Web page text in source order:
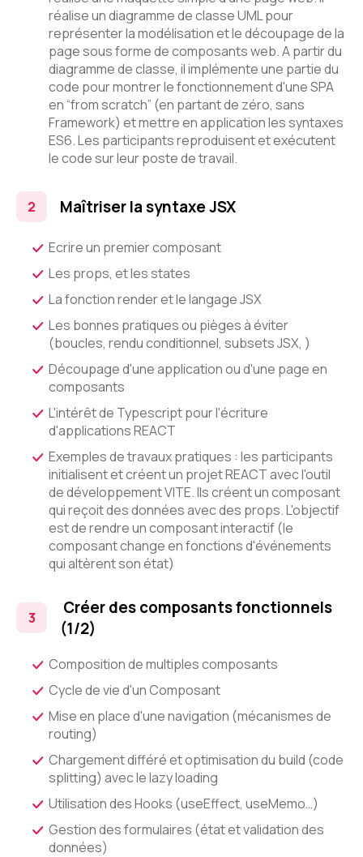
réalise un diagramme de classe UML pour
représenter la modélisation et le découpage de la
page sous forme de composants web. A partir du
diagramme de classe, il implémente une partie du
code pour montrer le fonctionnement d'une SPA
en “from scratch” (en partant de zéro, sans
Framework) et mettre en application les syntaxes
ES6. Les participants reproduisent et exécutent
le code sur leur poste de travail.
Maîtriser la syntaxe JSX
Ecrire un premier composant
Les props, et les states
La fonction render et le langage JSX
Les bonnes pratiques ou pièges à éviter
(boucles, rendu conditionnel, subsets JSX, )
Découpage d'une application ou d'une page en
composants
L'intérêt de Typescript pour l'écriture
d'applications REACT
Exemples de travaux pratiques : les participants
initialisent et créent un projet REACT avec l'outil
de développement VITE. Ils créent un composant
qui reçoit des données avec des props. L'objectif
est de rendre un composant interactif (le
composant change en fonctions d'événements
qui altèrent son état)
Créer des composants fonctionnels
(1/2)
Composition de multiples composants
Cycle de vie d'un Composant
Mise en place d'une navigation (mécanismes de
routing)
Chargement différé et optimisation du build (code
splitting) avec le lazy loading
Utilisation des Hooks (useEffect, useMemo…)
Gestion des formulaires (état et validation des
données)